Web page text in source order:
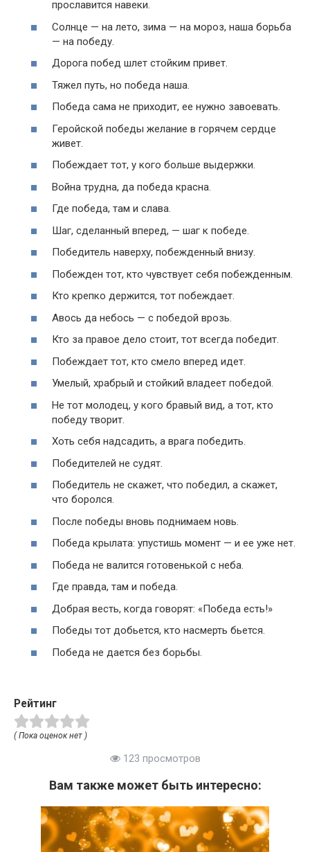
прославится навеки.
Солнце — на лето, зима — на мороз, наша борьба
— на победу.
Дорога побед шлет стойким привет.
Тяжел путь, но победа наша.
Победа сама не приходит, ее нужно завоевать.
Геройской победы желание в горячем сердце
живет.
Побеждает тот, у кого больше выдержки.
Война трудна, да победа красна.
Где победа, там и слава.
Шаг, сделанный вперед, — шаг к победе.
Победитель наверху, побежденный внизу.
Побежден тот, кто чувствует себя побежденным.
Кто крепко держится, тот побеждает.
Авось да небось — с победой врозь.
Кто за правое дело стоит, тот всегда победит.
Побеждает тот, кто смело вперед идет.
Умелый, храбрый и стойкий владеет победой.
Не тот молодец, у кого бравый вид, а тот, кто
победу творит.
Хоть себя надсадить, а врага победить.
Победителей не судят.
Победитель не скажет, что победил, а скажет,
что боролся.
После победы вновь поднимаем новь.
Победа крылата: упустишь момент — и ее уже нет.
Победа не валится готовенькой с неба.
Где правда, там и победа.
Добрая весть, когда говорят: «Победа есть!»
Победы тот добьется, кто насмерть бьется.
Победа не дается без борьбы.
Рейтинг
( Пока оценок нет )
123 просмотров
Вам также может быть интересно: